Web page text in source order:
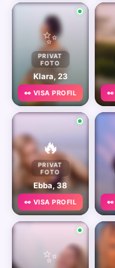
✨
PRIVAT
FOTO
Klara, 23
👀 VISA PROFIL
🔥
PRIVAT
FOTO
Ebba, 38
👀 VISA PROFIL
✨